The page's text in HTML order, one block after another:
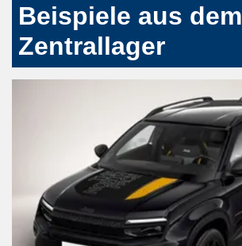
Beispiele aus dem
Zentrallager